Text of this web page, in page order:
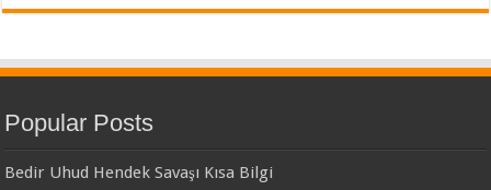
Popular Posts
Bedir Uhud Hendek Savaşı Kısa Bilgi